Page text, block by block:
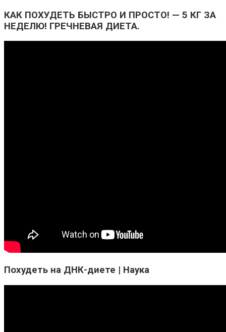
КАК ПОХУДЕТЬ БЫСТРО И ПРОСТО! — 5 КГ ЗА
НЕДЕЛЮ! ГРЕЧНЕВАЯ ДИЕТА.
Похудеть на ДНК-диете | Наука